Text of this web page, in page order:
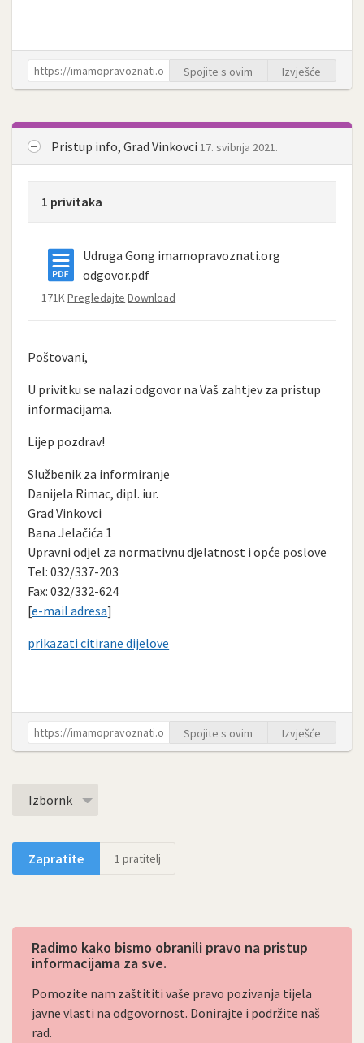
Spojite s ovim Izvješće
Pristup info, Grad Vinkovci 17. svibnja 2021.
1 privitaka
Udruga Gong imamopravoznati.org
odgovor.pdf
171KPregledajte Download
Poštovani,
U privitku se nalazi odgovor na Vaš zahtjev za pristup
informacijama.
Lijep pozdrav!
Službenik za informiranje
Danijela Rimac, dipl. iur.
Grad Vinkovci
Bana Jelačića 1
Upravni odjel za normativnu djelatnost i opće poslove
Tel: 032/337-203
Fax: 032/332-624
[e-mail adresa]
prikazati citirane dijelove
Spojite s ovim Izvješće
Izbornk
Zapratite 1 pratitelj
Radimo kako bismo obranili pravo na pristup
informacijama za sve.
Pomozite nam zaštititi vaše pravo pozivanja tijela
javne vlasti na odgovornost. Donirajte i podržite naš
rad.